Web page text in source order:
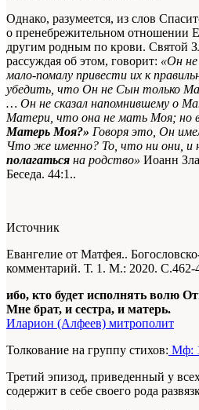
Однако, разумеется, из слов
о пренебрежительном отношении
другим родным по крови. Святой
рассуждая об этом, говорит: «Он
мало-помалу привести их к
убедить, что Он не Сын только
… Он не сказал напомнившему о
Матери, что она не мать Моя; но
Матерь Моя?» Говоря это, Он
Что же именно? То, что ни они, и
полагаться на родство» Иоанн
Беседа. 44:1..
Источник
Евангелие от Матфея..
комментарий. Т. 1. М.: 2020. С.462-
ибо, кто будет исполнять волю
Мне брат, и сестра, и матерь.
Иларион (Алфеев) митрополит
Толкование на группу стихов: Мф:
Третий эпизод, приведенный у
содержит в себе своего рода